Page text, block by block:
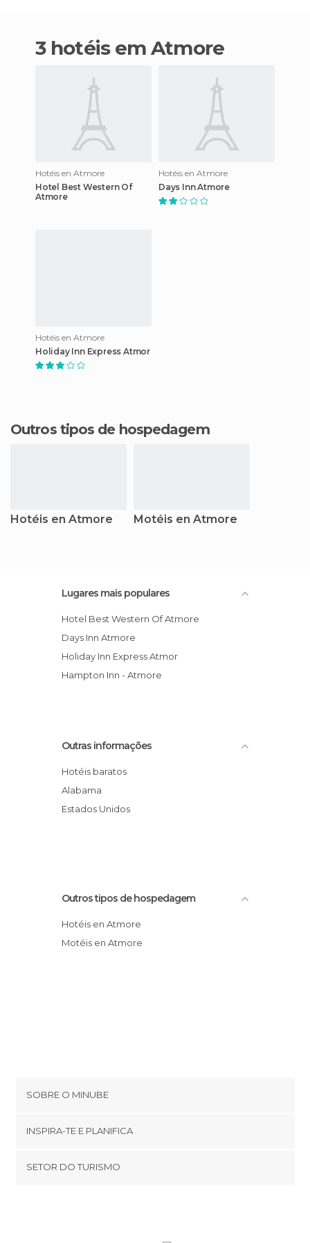
3 hotéis em Atmore
Hotéis en Atmore
Hotel Best Western Of
Atmore
Hotéis en Atmore
Days Inn Atmore
Hotéis en Atmore
Holiday Inn Express Atmor
Outros tipos de hospedagem
Hotéis en Atmore Motéis en Atmore
Lugares mais populares
Hotel Best Western Of Atmore
Days Inn Atmore
Holiday Inn Express Atmor
Hampton Inn - Atmore
Outras informações
Hotéis baratos
Alabama
Estados Unidos
Outros tipos de hospedagem
Hotéis en Atmore
Motéis en Atmore
SOBRE O MINUBE
Términos e Condições
INSPIRA-TE E PLANIFICA
SETOR DO TURISMO